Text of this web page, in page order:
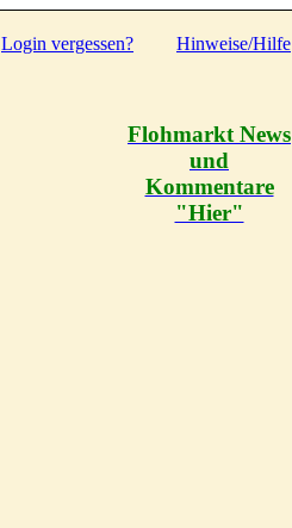
Login vergessen? Hinweise/Hilfe
Flohmarkt News
und
Kommentare
"Hier"